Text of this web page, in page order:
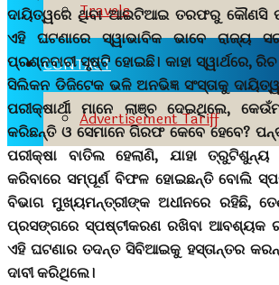
Travels
CONTACT
Advertisement Tariff
ଦାୟିତ୍ୱରେ ଥିବା ଆଇଟିଆଇ ତରଫରୁ କୌଣସି
ଏହି ଘଟଣାରେ ସ୍ୱାଭାବିକ ଭାବେ ରାଜ୍ୟ
ପ୍ରଶ୍ନବାଚୀ ସୃଷ୍ଟି ହୋଇଛି। କାହା ସ୍ୱାର୍ଥରେ,
ସିଲିକନ ଡିଜିଟେକ ଭଳି ଅନଭିଜ୍ଞ ସଂସ୍ତାକୁ
ପରୀକ୍ଷାର୍ଥୀ ମାନେ ଲାଞ୍ଚ ଦେଇଥିଲେ,
କରିଛନ୍ତି ଓ ସେମାନେ ଗିରଫ କେବେ ହେବେ?
ପରୀକ୍ଷା ବାତିଲ ହେଲାଣି, ଯାହା
କରିବାରେ ସମ୍ପୂର୍ଣ ବିଫଳ ହୋଇଛନ୍ତି ବୋଲି
ବିଭାଗ ମୁଖ୍ୟମନ୍ତ୍ରୀଙ୍କ ଅଧୀନରେ ରହିଛି,
ପ୍ରସଙ୍ଗରେ ସ୍ପଷ୍ଟୀକରଣ ରଖିବା ଆବଶ୍ୟକ
ଏହି ଘଟଣାର ତଦନ୍ତ ସିବିଆଇକୁ ହସ୍ତାନ୍ତର
ଦାବୀ କରିଥିଲେ।